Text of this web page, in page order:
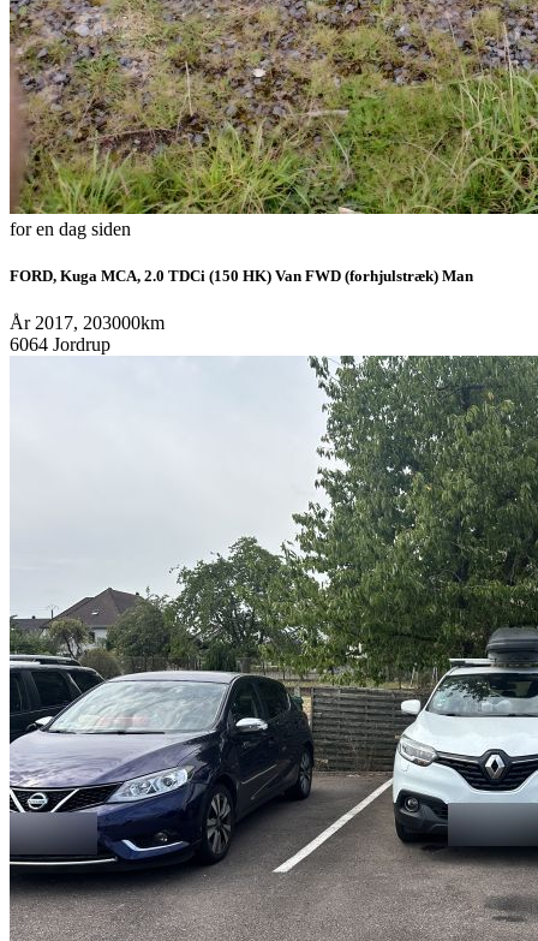
for en dag siden
FORD, Kuga MCA, 2.0 TDCi (150 HK) Van FWD (forhjulstræk) Man
År 2017, 203000km
6064 Jordrup